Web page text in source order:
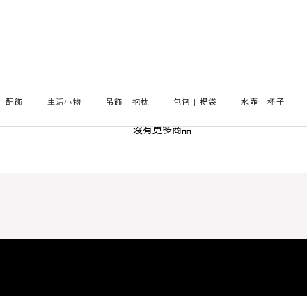
配飾 生活小物 吊飾 | 抱枕 包包 | 提袋 水壺 | 杯子
#Cinnamoroll
沒有更多商品